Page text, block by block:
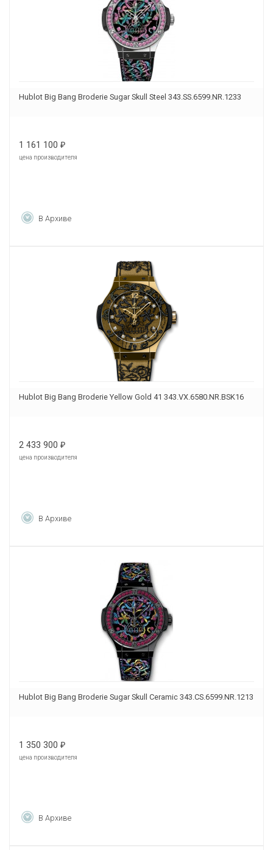
Hublot Big Bang Broderie Sugar Skull Steel 343.SS.6599.NR.1233
1 161 100 ₽
цена производителя
В Архиве
Hublot Big Bang Broderie Yellow Gold 41 343.VX.6580.NR.BSK16
2 433 900 ₽
цена производителя
В Архиве
Hublot Big Bang Broderie Sugar Skull Ceramic 343.CS.6599.NR.1213
1 350 300 ₽
цена производителя
В Архиве